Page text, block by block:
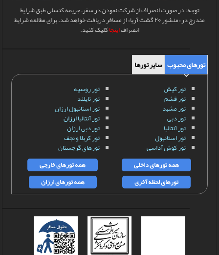
توجه: در صورت انصراف از شرکت نمودن در سفر، جریمه کنسلی طبق شرایط
مندرج در «منشور 20 گشت آریا» از مسافر دریافت خواهد شد. برای مطالعه شرایط
انصرافاینجاکلیک کنید.
تورهای محبوب سایر تورها
تور کیش
تور قشم
تور مشهد
تور دبی
تور آنتالیا
تور استانبول
تور کوش آداسی
تور روسیه
تور تایلند
تور استانبول ارزان
تور آنتالیا ارزان
تور دبی ارزان
تور کربلا و نجف
تورهای گرجستان
همه تورهای داخلی
همه تورهای خارجی
تورهای لحظه آخری
همه تورهای ارزان